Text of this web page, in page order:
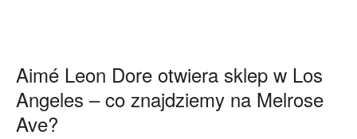
Aimé Leon Dore otwiera sklep w Los
Angeles – co znajdziemy na Melrose
Ave?